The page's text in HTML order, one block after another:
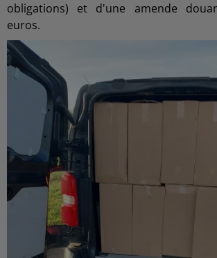
obligations) et d'une amende
euros.